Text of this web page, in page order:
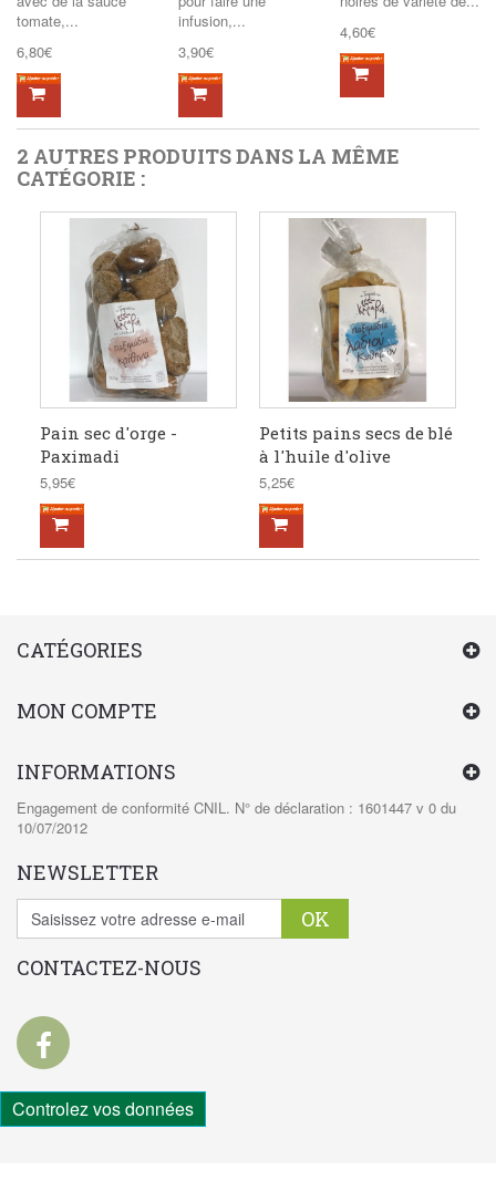
tomate,...
6,80€
infusion,...
3,90€
4,60€
2 AUTRES PRODUITS DANS LA MÊME
CATÉGORIE :
Pain sec d'orge -
Paximadi
5,95€
Petits pains secs de blé
à l'huile d'olive
5,25€
CATÉGORIES
MON COMPTE
INFORMATIONS
Engagement de conformité CNIL. N° de déclaration : 1601447 v 0 du
10/07/2012
NEWSLETTER
OK
CONTACTEZ-NOUS
Controlez vos données